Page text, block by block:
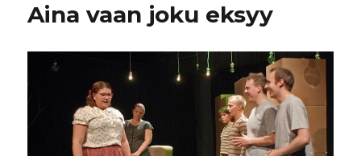
Aina vaan joku eksyy